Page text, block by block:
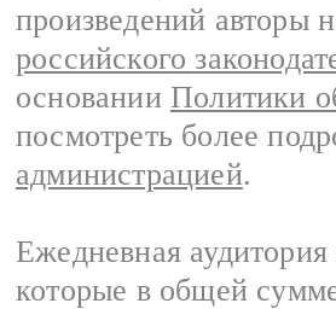
произведений авторы
российского
основании Политики
посмотреть более
администрацией.
Ежедневная
которые в общей